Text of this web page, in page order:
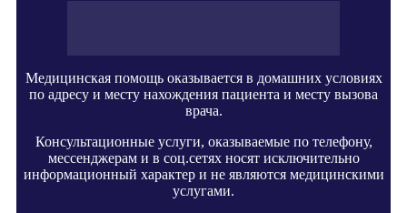
Медицинская помощь оказывается в домашних условиях
по адресу и месту нахождения пациента и месту вызова
врача.
Консультационные услуги, оказываемые по телефону,
мессенджерам и в соц.сетях носят исключительно
информационный характер и не являются медицинскими
услугами.